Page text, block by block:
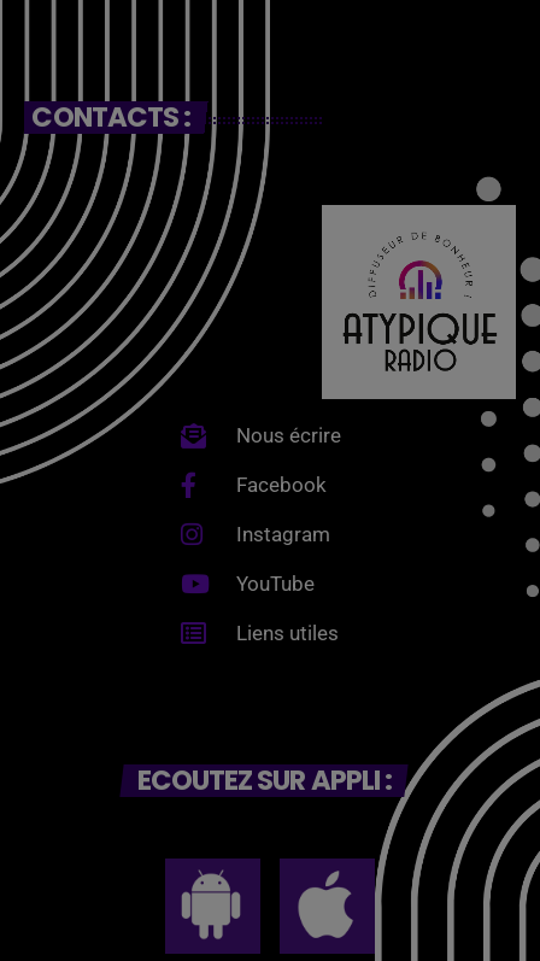
CONTACTS :
Nous écrire
Facebook
Instagram
YouTube
Liens utiles
ECOUTEZ SUR APPLI :